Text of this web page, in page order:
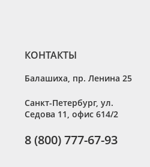
КОНТАКТЫ
Балашиха пр. Ленина 25
Санкт-Петербург, ул.
Седова 11, офис 614/2
8 (800) 777-67-93